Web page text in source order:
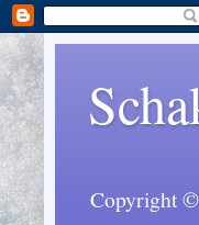
Copyright